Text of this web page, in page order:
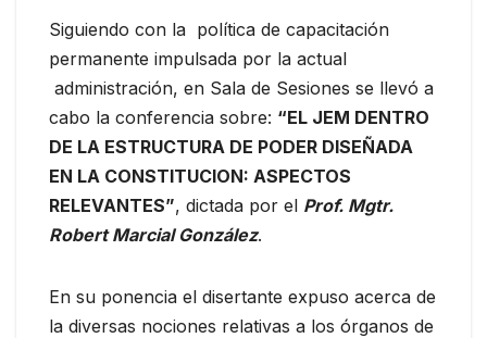
Siguiendo con la política de capacitación
permanente impulsada por la actual
administración, en Sala de Sesiones se llevó a
cabo la conferencia sobre: “EL JEM DENTRO
DE LA ESTRUCTURA DE PODER DISEÑADA
EN LA CONSTITUCION: ASPECTOS
RELEVANTES”, dictada por el Prof. Mgtr.
Robert Marcial González.
En su ponencia el disertante expuso acerca de
la diversas nociones relativas a los órganos de